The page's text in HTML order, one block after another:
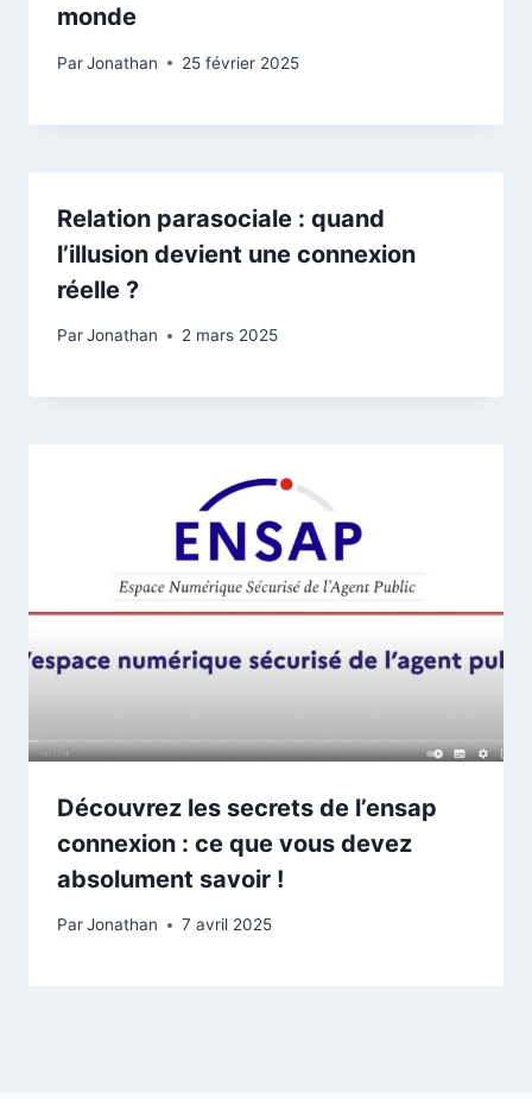
monde
ParJonathan 25 février 2025
Relation parasociale : quand
l’illusion devient une connexion
réelle ?
ParJonathan 2 mars 2025
Découvrez les secrets de l’ensap
connexion : ce que vous devez
absolument savoir !
ParJonathan 7 avril 2025